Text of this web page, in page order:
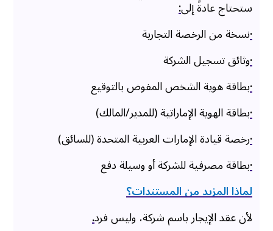
ستحتاج عادةً إلى:
·نسخة من الرخصة التجارية
·وثائق تسجيل الشركة
·بطاقة هوية الشخص المفوض بالتوقيع
·بطاقة الهوية الإماراتية (للمدير/المالك)
·رخصة قيادة الإمارات العربية المتحدة (للسائق)
·بطاقة مصرفية للشركة أو وسيلة دفع
لماذا المزيد من المستندات؟
لأن عقد الإيجار باسم شركة، وليس فرد.